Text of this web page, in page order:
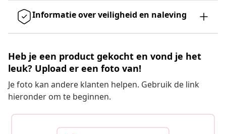
Informatie over veiligheid en naleving
Heb je een product gekocht en vond je het
leuk? Upload er een foto van!
Je foto kan andere klanten helpen. Gebruik de link
hieronder om te beginnen.